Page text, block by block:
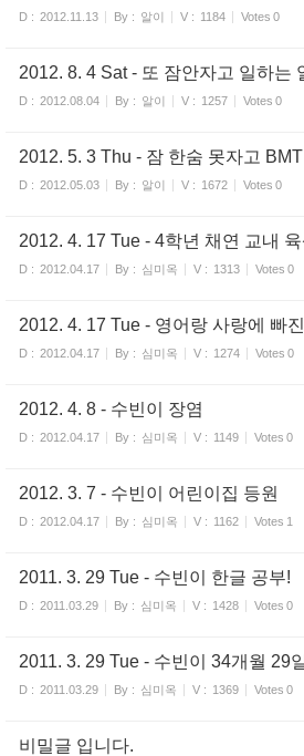
D : 2012.11.13 By : 알이 V : 1184 Votes 0
2012. 8. 4 Sat - 또 잠안자고 일하는
D : 2012.08.04 By : 알이 V : 1257 Votes 0
2012. 5. 3 Thu - 잠 한숨 못자고
D : 2012.05.03 By : 알이 V : 1672 Votes 0
2012. 4. 17 Tue - 4학년 채연 교내 육
D : 2012.04.17 By : 심미옥 V : 1313 Votes 0
2012. 4. 17 Tue - 영어랑 사랑에 빠
D : 2012.04.17 By : 심미옥 V : 1274 Votes 0
2012. 4. 8 - 수빈이 장염
D : 2012.04.17 By : 심미옥 V : 1149 Votes 0
2012. 3. 7 - 수빈이 어린이집 등원
D : 2012.04.17 By : 심미옥 V : 1162 Votes 1
2011. 3. 29 Tue - 수빈이 한글 공부!
D : 2011.03.29 By : 심미옥 V : 1428 Votes 0
2011. 3. 29 Tue - 수빈이 34개월 29
D : 2011.03.29 By : 심미옥 V : 1369 Votes 0
비밀글 입니다.